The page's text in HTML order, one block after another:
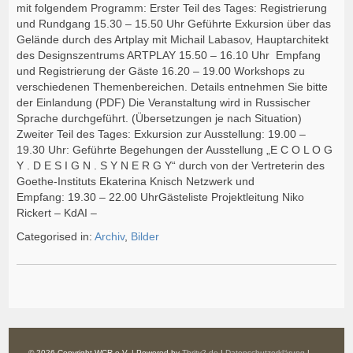
mit folgendem Programm: Erster Teil des Tages: Registrierung
und Rundgang 15.30 – 15.50 Uhr Geführte Exkursion über das
Gelände durch des Artplay mit Michail Labasov, Hauptarchitekt
des Designszentrums ARTPLAY 15.50 – 16.10 Uhr Empfang
und Registrierung der Gäste 16.20 – 19.00 Workshops zu
verschiedenen Themenbereichen. Details entnehmen Sie bitte
der Einlandung (PDF) Die Veranstaltung wird in Russischer
Sprache durchgeführt. (Übersetzungen je nach Situation)
Zweiter Teil des Tages: Exkursion zur Ausstellung: 19.00 –
19.30 Uhr: Geführte Begehungen der Ausstellung „E C O L O G
Y . D E S I G N . S Y N E R G Y“ durch von der Vertreterin des
Goethe-Instituts Ekaterina Knisch Netzwerk und
Empfang: 19.30 – 22.00 UhrGästeliste Projektleitung Niko
Rickert – KdAI –
Categorised in:Archiv, Bilder